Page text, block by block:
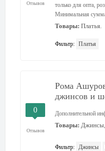
Отзывов
только для опта,
Минимальная
Товары: Платья.
Фильтр: Платья
0
Отзывов
Рома
джинсов и
Дополнительной
Товары:
Фильтр: Джинсы